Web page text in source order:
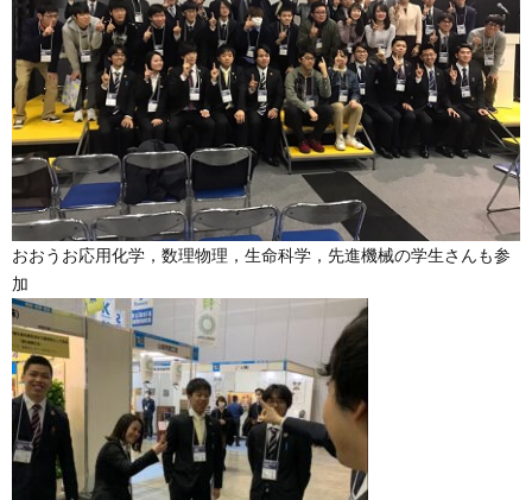
おおうお応用化学，数理物理，生命科学，先進機械の学生さんも参
加